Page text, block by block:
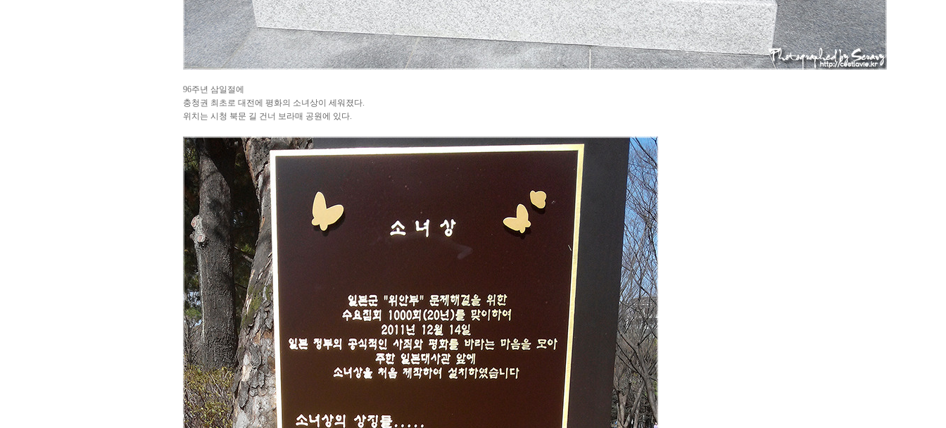
96주년 삼일절에
충청권 최초로 대전에 평화의 소녀상이 세워졌다.
위치는 시청 북문 길 건너 보라매 공원에 있다.